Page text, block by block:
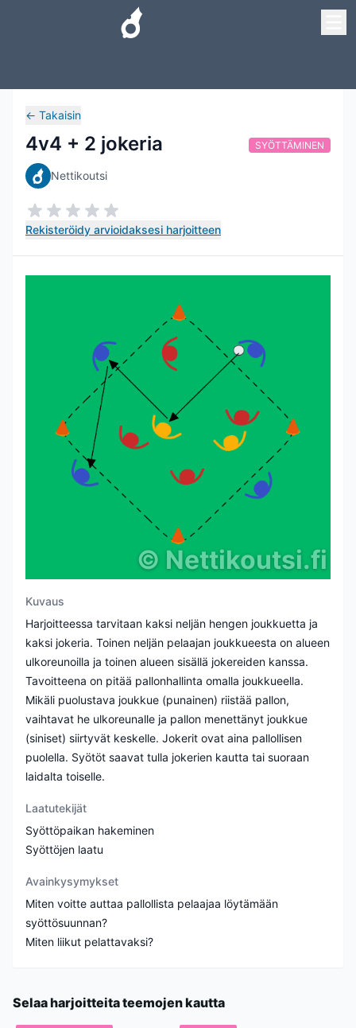
← Takaisin
4v4 + 2 jokeria
Nettikoutsi
Rekisteröidy arvioidaksesi harjoitteen
SYÖTTÄMINEN
© Nettikoutsi.fi
Kuvaus
Harjoitteessa tarvitaan kaksi neljän hengen joukkuetta ja
kaksi jokeria. Toinen neljän pelaajan joukkueesta on alueen
ulkoreunoilla ja toinen alueen sisällä jokereiden kanssa.
Tavoitteena on pitää pallonhallinta omalla joukkueella.
Mikäli puolustava joukkue (punainen) riistää pallon,
vaihtavat he ulkoreunalle ja pallon menettänyt joukkue
(siniset) siirtyvät keskelle. Jokerit ovat aina pallollisen
puolella. Syötöt saavat tulla jokerien kautta tai suoraan
laidalta toiselle.
Laatutekijät
Syöttöpaikan hakeminen
Syöttöjen laatu
Avainkysymykset
Miten voitte auttaa pallollista pelaajaa löytämään
syöttösuunnan?
Miten liikut pelattavaksi?
Selaa harjoitteita teemojen kautta